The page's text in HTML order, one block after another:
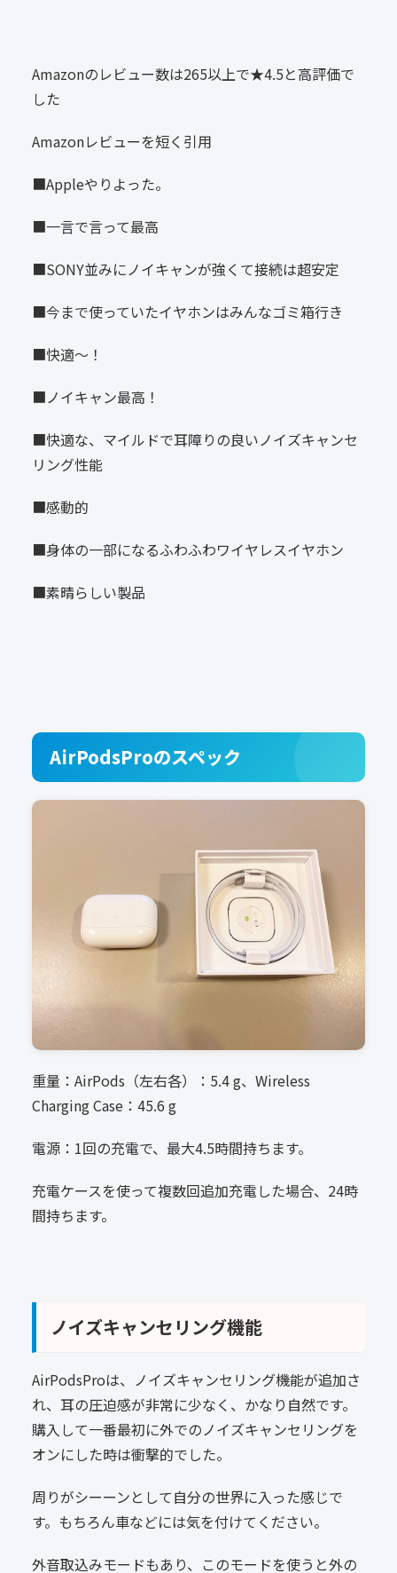
Amazonのレビュー数は265以上で★4.5と高評価で
した
Amazonレビューを短く引用
■Appleやりよった。
■一言で言って最高
■SONY並みにノイキャンが強くて接続は超安定
■今まで使っていたイヤホンはみんなゴミ箱行き
■快適〜！
■ノイキャン最高！
■快適な、マイルドで耳障りの良いノイズキャンセ
リング性能
■感動的
■身体の一部になるふわふわワイヤレスイヤホン
■素晴らしい製品
AirPodsProのスペック
重量：AirPods（左右各）：5.4 g、Wireless
Charging Case：45.6 g
電源：1回の充電で、最大4.5時間持ちます。
充電ケースを使って複数回追加充電した場合、24時
間持ちます。
ノイズキャンセリング機能
AirPodsProは、ノイズキャンセリング機能が追加さ
れ、耳の圧迫感が非常に少なく、かなり自然です。
購入して一番最初に外でのノイズキャンセリングを
オンにした時は衝撃的でした。
周りがシーーンとして自分の世界に入った感じで
す。もちろん車などには気を付けてください。
外音取込みモードもあり、このモードを使うと外の